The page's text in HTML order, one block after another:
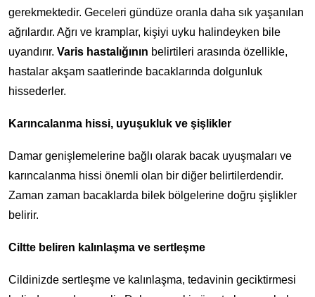
gerekmektedir. Geceleri gündüze oranla daha sık yaşanılan
ağrılardır. Ağrı ve kramplar, kişiyi uyku halindeyken bile
uyandırır. Varis hastalığının belirtileri arasında özellikle,
hastalar akşam saatlerinde bacaklarında dolgunluk
hissederler.
Karıncalanma hissi, uyuşukluk ve şişlikler
Damar genişlemelerine bağlı olarak bacak uyuşmaları ve
karıncalanma hissi önemli olan bir diğer belirtilerdendir.
Zaman zaman bacaklarda bilek bölgelerine doğru şişlikler
belirir.
Ciltte beliren kalınlaşma ve sertleşme
Cildinizde sertleşme ve kalınlaşma, tedavinin geciktirmesi